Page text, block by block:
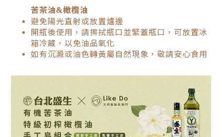
苦茶油&橄欖油
避免陽光直射或放置爐邊
開瓶後使用，請擦拭瓶口並緊蓋瓶口，可放置冰
箱冷藏，以免油品氧化
如有沉澱或油色轉黃屬自然現象，敬請安心食用